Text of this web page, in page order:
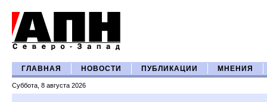
ГЛАВНАЯ НОВОСТИ ПУБЛИКАЦИИ МНЕНИЯ
Суббота, 8 августа 2026